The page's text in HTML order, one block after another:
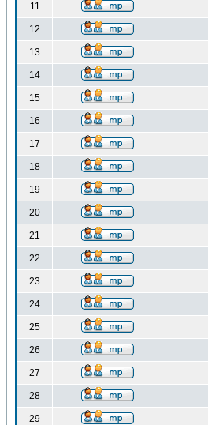
11
12
13
14
15
16
17
18
19
20
21
22
23
24
25
26
27
28
29